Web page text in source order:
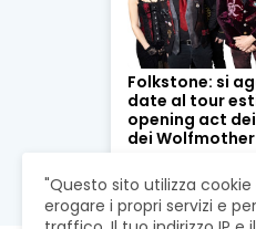
Folkstone: si
date al tour
opening act
dei Wolfmother
"Questo sito utilizza
erogare i propri servizi e